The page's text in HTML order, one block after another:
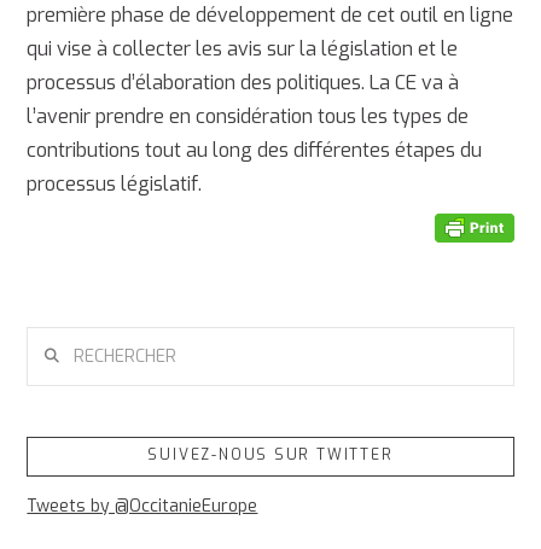
première phase de développement de cet outil en ligne
qui vise à collecter les avis sur la législation et le
processus d’élaboration des politiques. La CE va à
l’avenir prendre en considération tous les types de
contributions tout au long des différentes étapes du
processus législatif.
SUIVEZ-NOUS SUR TWITTER
Tweets by @OccitanieEurope